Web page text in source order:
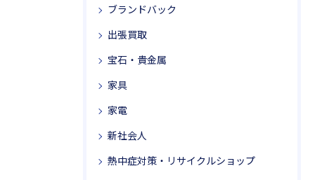
ブランドバック
出張買取
宝石・貴金属
家具
家電
新社会人
熱中症対策・リサイクルショップ